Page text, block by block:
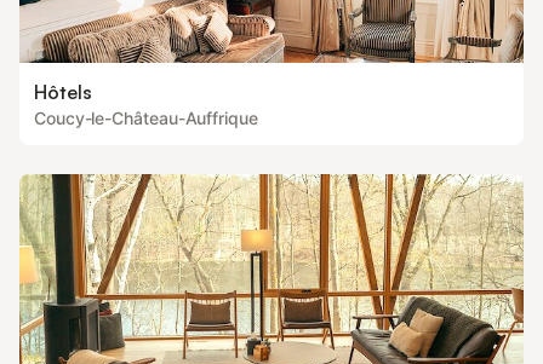
Hôtels
Coucy-le-Château-Auffrique